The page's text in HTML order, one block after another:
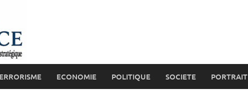
ECONOMIE POLITIQUE SOCIETE PORTRAIT